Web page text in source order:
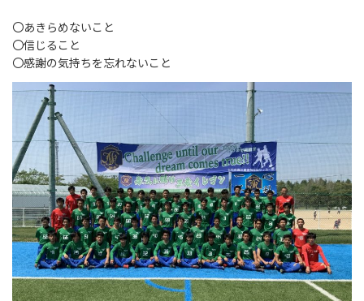
〇あきらめないこと
〇信じること
〇感謝の気持ちを忘れないこと